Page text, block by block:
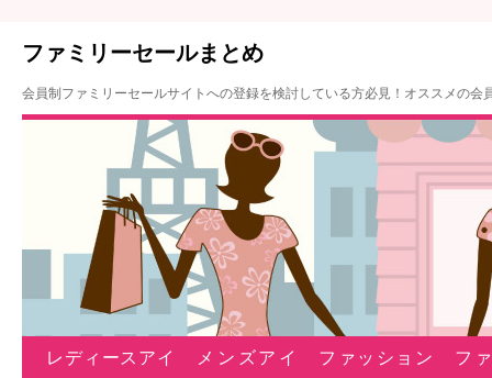
ファミリーセールまとめ
会員制ファミリーセールサイトへの登録を検討している方必見！オススメの
レディースアイ メンズアイ ファッション フ